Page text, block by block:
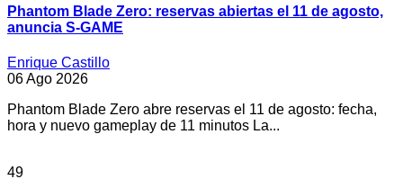
Phantom Blade Zero: reservas abiertas el 11 de agosto,
anuncia S-GAME
Enrique Castillo
06 Ago 2026
Phantom Blade Zero abre reservas el 11 de agosto: fecha,
hora y nuevo gameplay de 11 minutos La...
49